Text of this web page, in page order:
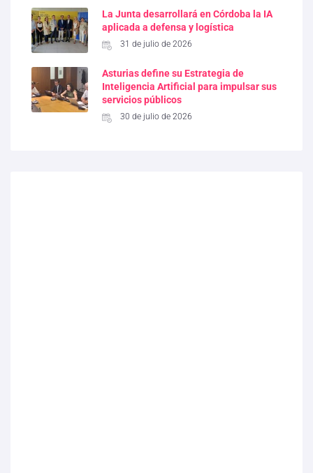
La Junta desarrollará en Córdoba la IA
aplicada a defensa y logística
31 de julio de 2026
Asturias define su Estrategia de
Inteligencia Artificial para impulsar sus
servicios públicos
30 de julio de 2026